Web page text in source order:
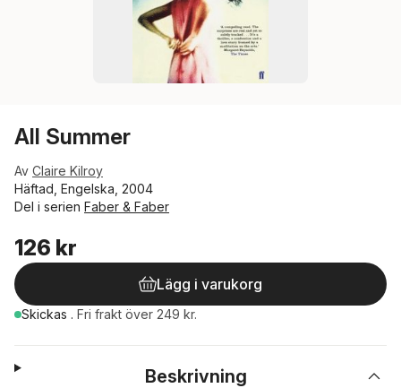
All Summer
Av Claire Kilroy
Häftad, Engelska, 2004
Del i serien Faber & Faber
126 kr
Lägg i varukorg
Skickas . Fri frakt över 249 kr.
Beskrivning